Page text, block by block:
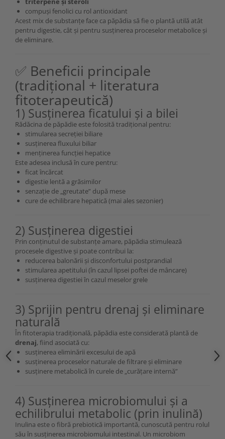
compuși fenolici cu rol antioxidant
Acest mix de substanțe face ca păpădia să fie o plantă utilă atât
pentru digestie, cât și pentru susținerea proceselor metabolice și
de eliminare.
✅ Beneficii principale
(tradițional + literatura
fitoterapeutică)
1) Susținerea ficatului și a bilei
Rădăcina de păpădie este folosită tradițional pentru:
stimularea secreției biliare
susținerea fluxului biliar
menținerea funcției hepatice
Este adesea inclusă în cure pentru:
ficat încărcat
digestie lentă a grăsimilor
senzație de „greutate” după mese
cure de echilibrare hepatică (mai ales sezonier)
2) Susținerea digestiei
Prin conținutul de substanțe amare, păpădia stimulează
procesele digestive și poate contribui la:
reducerea balonării și disconfortului postprandial
stimularea apetitului (în cazul lipsei poftei de mâncare)
susținerea digestiei în cazul meselor grele
3) Sprijin pentru drenaj și eliminare
naturală
În fitoterapia tradițională, păpădia este considerată plantă de
drenaj, fiind asociată cu:
susținerea eliminării excesului de apă
susținerea proceselor naturale de filtrare și eliminare
susținere metabolică în curele de „curățare internă”
4) Susținerea microbiomului și a
echilibrului metabolic (prin inulină)
Inulina este o fibră prebiotică importantă, cunoscută pentru rolul
său în susținerea microbiomului intestinal. Un microbiom